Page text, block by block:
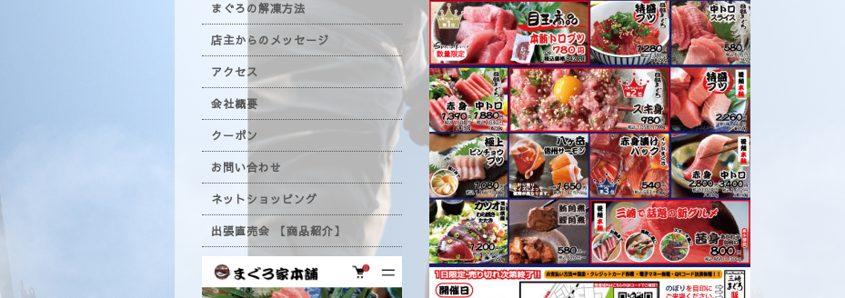
まぐろの解凍方法
店主からのメッセージ
アクセス
会社概要
クーポン
お問い合わせ
ネットショッピング
出張直売会 【商品紹介】